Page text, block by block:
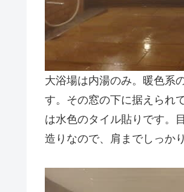
大浴場は内湯のみ。暖色系
す。その窓の下に据えられ
は水色のタイル貼りです。
造りなので、肩までしっか